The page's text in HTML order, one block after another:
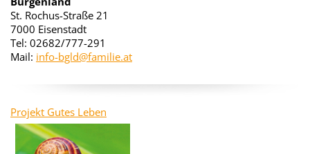
St. Rochus-Straße 21
7000 Eisenstadt
Tel: 02682/777-291
Mail: info-bgld@familie.at
Projekt Gutes Leben